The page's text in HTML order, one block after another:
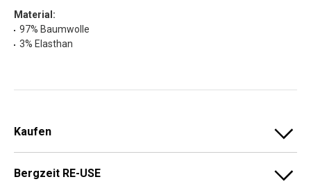
Material:
97% Baumwolle
3% Elasthan
Kaufen
Bergzeit RE-USE